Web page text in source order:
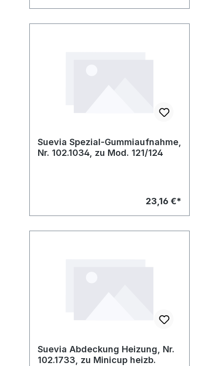
Suevia Spezial-Gummiaufnahme,
Nr. 102.1034, zu Mod. 121/124
23,16 €*
Suevia Abdeckung Heizung, Nr.
102.1733, zu Minicup heizb.